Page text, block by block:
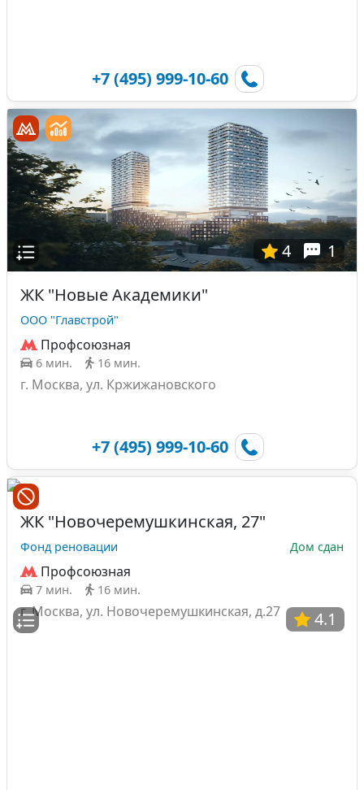
+7 (495) 999-10-60
4
1
ЖК "Новые Академики"
ООО "Главстрой"
Профсоюзная
6 мин. 16 мин.
г. Москва, ул. Кржижановского
+7 (495) 999-10-60
4.1
ЖК "Новочеремушкинская, 27"
Фонд реновации Дом сдан
Профсоюзная
7 мин. 16 мин.
г. Москва, ул. Новочеремушкинская, д.27